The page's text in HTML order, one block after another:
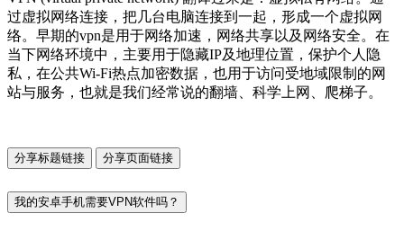
过虚拟网络连接，把几台电脑连接到一起，形成一个虚拟网
络。早期的vpn是用于网络加速，网络共享以及网络安全。在
当下网络环境中，主要用于隐藏IP及地理位置，保护个人隐
私，在公共Wi-Fi热点加密数据，也用于访问受地域限制的网
站与服务，也就是我们经常说的翻墙、科学上网、爬梯子。
分享标题链接 分享页面链接
我的安卓手机需要VPN软件吗？